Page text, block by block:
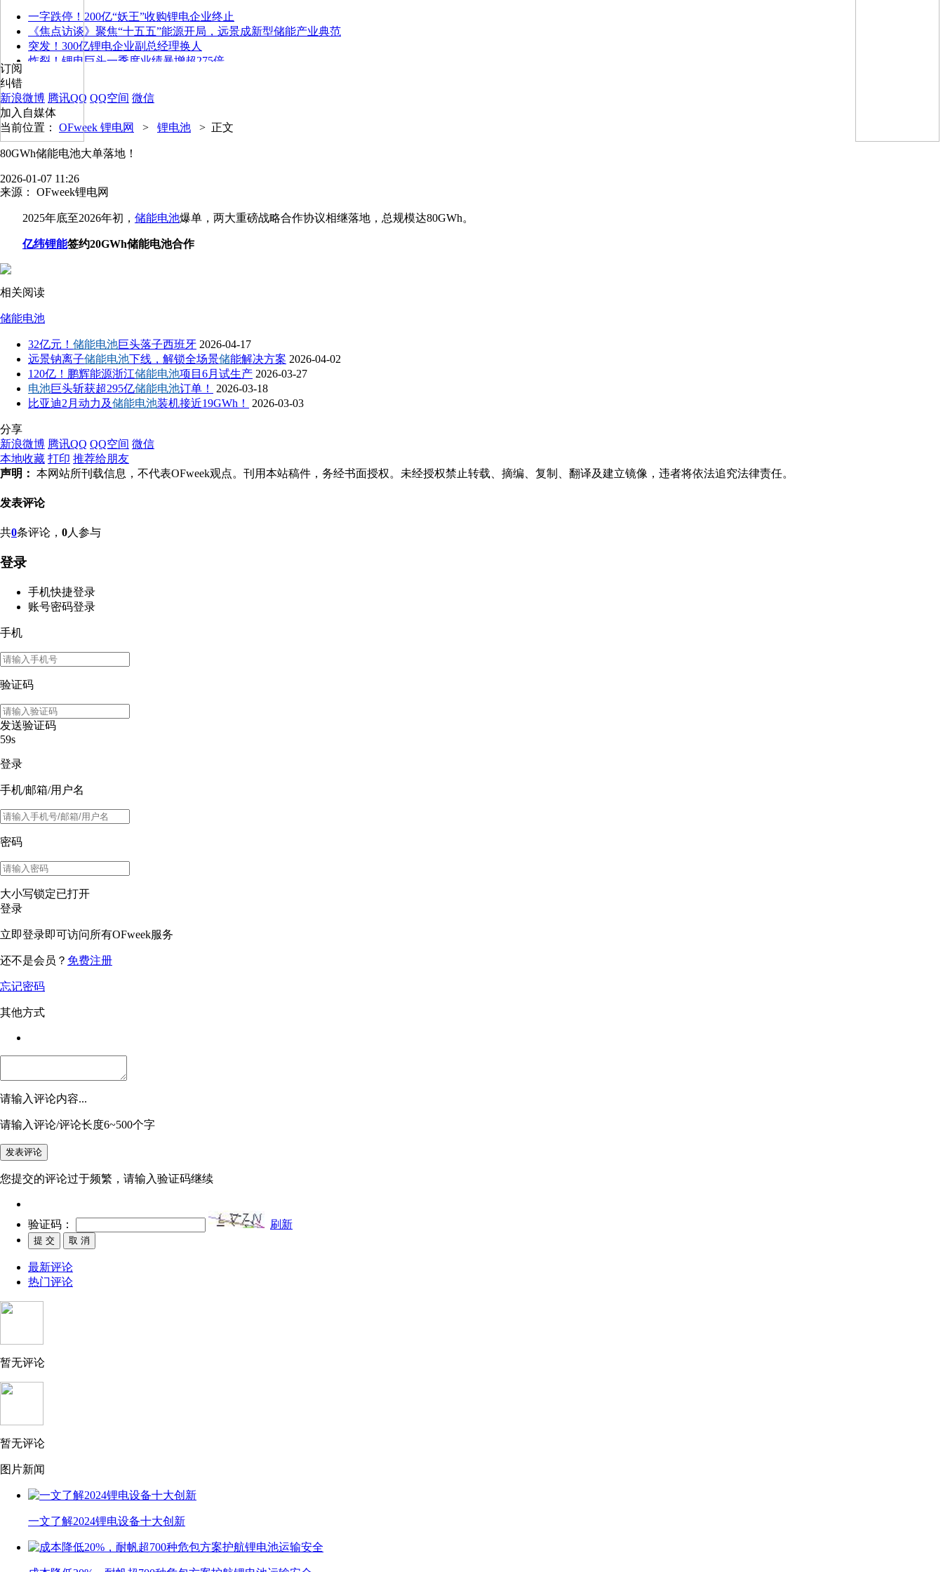
一字跌停！200亿“妖王”收购锂电企业终止
《焦点访谈》聚焦“十五五”能源开局，远景成新型储能产业典范
突发！300亿锂电企业副总经理换人
炸裂！锂电巨头一季度业绩暴增超275倍
订阅
纠错
新浪微博 腾讯QQ QQ空间 微信
加入自媒体
当前位置： OFweek 锂电网 > 锂电池 > 正文
80GWh储能电池大单落地！
2026-01-07 11:26
来源：
OFweek锂电网
2025年底至2026年初， 储能电池爆单，两大重磅战略合作协议相继落地，总规模达80GWh。
亿纬锂能签约20GWh储能电池合作
相关阅读
储能电池
32亿元！ 储能电池巨头落子西班牙 2026-04-17
远景钠离子储能电池下线，解锁全场景储能解决方案 2026-04-02
120亿！鹏辉能源浙江储能电池项目6月试生产 2026-03-27
电池巨头斩获超295亿储能电池订单！
2026-03-18
比亚迪2月动力及储能电池装机接近19GWh！ 2026-03-03
分享
新浪微博 腾讯QQ QQ空间 微信
本地收藏 打印 推荐给朋友
声明： 本网站所刊载信息，不代表OFweek观点。刊用本站稿件，务经书面授权。未经授权禁止转载、摘编、复制、翻译及建立镜像，违者将依法追究法律责任。
发表评论
共0条评论， 0人参与
登录
手机快捷登录
账号密码登录
手机
验证码
发送验证码
59s
登录
手机/邮箱/用户名
密码
大小写锁定已打开
登录
立即登录即可访问所有OFweek服务
还不是会员？ 免费注册
忘记密码
其他方式
请输入评论内容...
请输入评论/评论长度6~500个字
您提交的评论过于频繁，请输入验证码继续
验证码： 刷新
最新评论
热门评论
暂无评论
暂无评论
图片新闻
一文了解2024锂电设备十大创新